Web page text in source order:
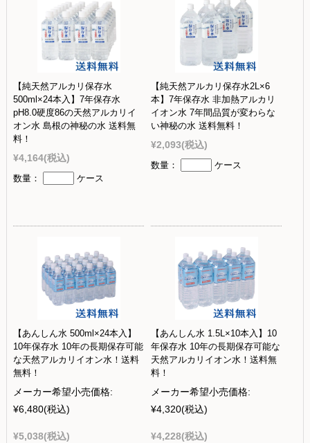
【純天然アルカリ保存水
500ml×24本入】7年保存水
pH8.0硬度86の天然アルカリイ
オン水 島根の神秘の水 送料無
料！
¥4,164(税込)
数量： ケース
【純天然アルカリ保存水2L×6
本】7年保存水 非加熱アルカリ
イオン水 7年間品質が変わらな
い神秘の水 送料無料！
¥2,093(税込)
数量： ケース
【あんしん水 500ml×24本入】
10年保存水 10年の長期保存可能
な天然アルカリイオン水！送料
無料！
メーカー希望小売価格:
¥6,480(税込)
¥5,038(税込)
【あんしん水 1.5L×10本入】10
年保存水 10年の長期保存可能な
天然アルカリイオン水！送料無
料！
メーカー希望小売価格:
¥4,320(税込)
¥4,228(税込)